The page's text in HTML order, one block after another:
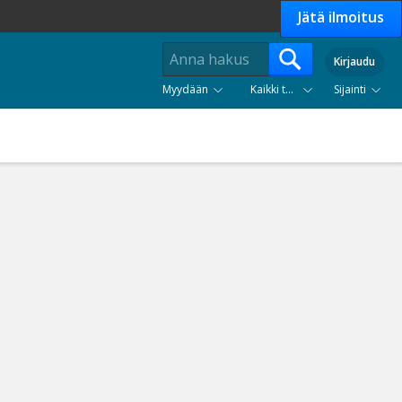
Jätä ilmoitus
Kirjaudu
Myydään
Kaikki tuoteryhmät Sijainti